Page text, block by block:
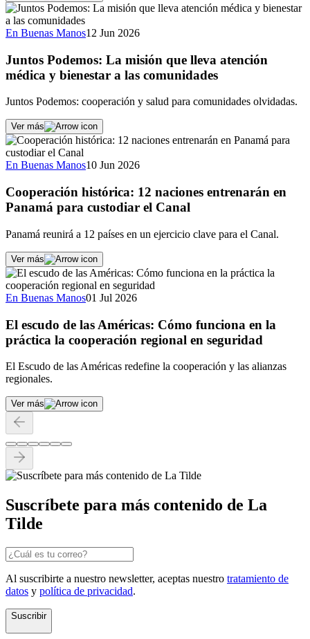
En Buenas Manos12 Jun 2026
Juntos Podemos: La misión que lleva atención
médica y bienestar a las comunidades
Juntos Podemos: cooperación y salud para comunidades olvidadas.
Ver más
En Buenas Manos10 Jun 2026
Cooperación histórica: 12 naciones entrenarán en
Panamá para custodiar el Canal
Panamá reunirá a 12 países en un ejercicio clave para el Canal.
Ver más
En Buenas Manos01 Jul 2026
El escudo de las Américas: Cómo funciona en la
práctica la cooperación regional en seguridad
El Escudo de las Américas redefine la cooperación y las alianzas
regionales.
Ver más
Suscríbete para más contenido de La
Tilde
Al suscribirte a nuestro newsletter, aceptas nuestro tratamiento de
datos y política de privacidad.
Suscribir